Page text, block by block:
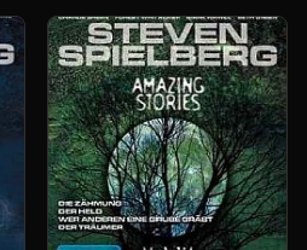
Oberhand zu behalten,
wird ein amerikanisches
Kampfflugzeug
losgeschickt. In de